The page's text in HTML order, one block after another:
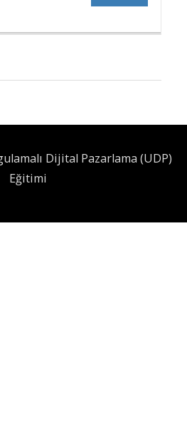
Dijital Pazarlama (UDP)
Eğitimi